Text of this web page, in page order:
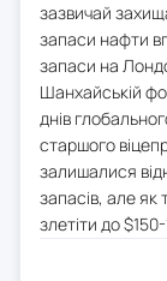
зазвичай
запаси нафти
запаси на
Шанхайській
днів
старшого
залишалися
запасів, але як
злетіти до